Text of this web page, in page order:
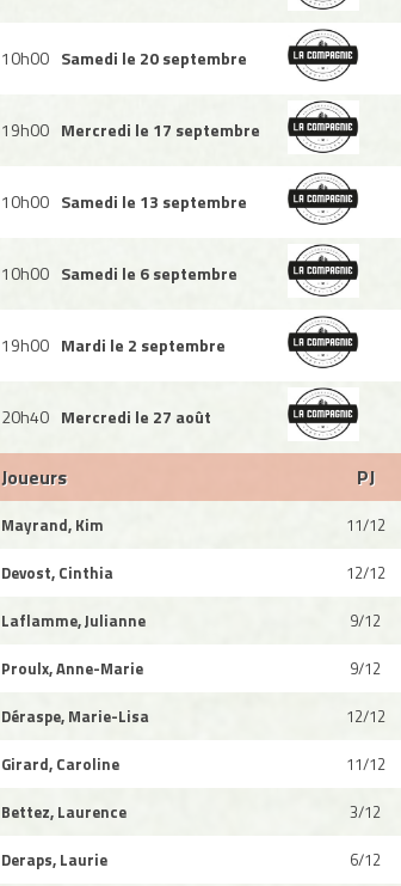
10h00 Samedi le 20 septembre
19h00 Mercredi le 17 septembre
10h00 Samedi le 13 septembre
10h00 Samedi le 6 septembre
19h00 Mardi le 2 septembre
20h40 Mercredi le 27 août
Joueurs PJ
Mayrand, Kim 11/12
Devost, Cinthia
12/12
Laflamme, Julianne
9/12
Proulx, Anne-Marie
9/12
Déraspe, Marie-Lisa
12/12
Girard, Caroline
11/12
Bettez, Laurence
3/12
Deraps, Laurie
6/12